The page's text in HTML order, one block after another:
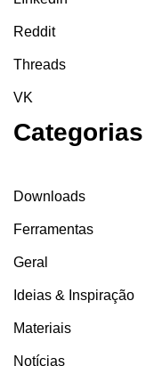
Reddit
Threads
VK
Categorias
Downloads
Ferramentas
Geral
Ideias & Inspiração
Materiais
Notícias